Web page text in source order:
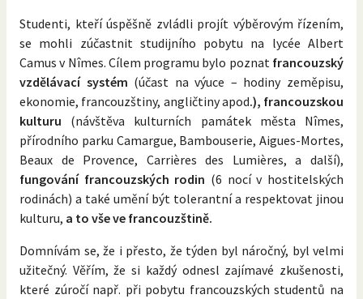
Studenti, kteří úspěšně zvládli projít výběrovým řízením,
se mohli zúčastnit studijního pobytu na lycée Albert
Camus v Nîmes. Cílem programu bylo poznat francouzský
vzdělávací systém (účast na výuce – hodiny zeměpisu,
ekonomie, francouzštiny, angličtiny apod.), francouzskou
kulturu (návštěva kulturních památek města Nîmes,
přírodního parku Camargue, Bambouserie, Aigues-Mortes,
Beaux de Provence, Carrières des Lumières, a další),
fungování francouzských rodin (6 nocí v hostitelských
rodinách) a také umění být tolerantní a respektovat jinou
kulturu, a to vše ve francouzštině.
Domnívám se, že i přesto, že týden byl náročný, byl velmi
užitečný. Věřím, že si každý odnesl zajímavé zkušenosti,
které zúročí např. při pobytu francouzských studentů na